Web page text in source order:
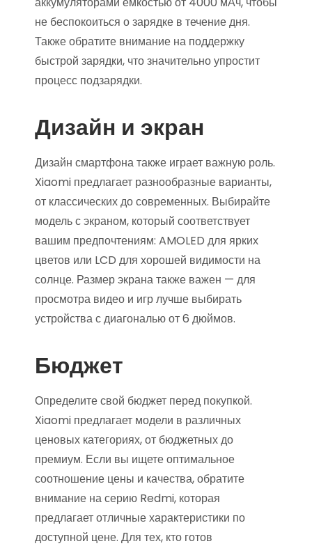
не беспокоиться о зарядке в течение дня.
Также обратите внимание на поддержку
быстрой зарядки, что значительно упростит
процесс подзарядки.
Дизайн и экран
Дизайн смартфона также играет важную роль.
Xiaomi предлагает разнообразные варианты,
от классических до современных. Выбирайте
модель с экраном, который соответствует
вашим предпочтениям: AMOLED для ярких
цветов или LCD для хорошей видимости на
солнце. Размер экрана также важен — для
просмотра видео и игр лучше выбирать
устройства с диагональю от 6 дюймов.
Бюджет
Определите свой бюджет перед покупкой.
Xiaomi предлагает модели в различных
ценовых категориях, от бюджетных до
премиум. Если вы ищете оптимальное
соотношение цены и качества, обратите
внимание на серию Redmi, которая
предлагает отличные характеристики по
доступной цене. Для тех, кто готов